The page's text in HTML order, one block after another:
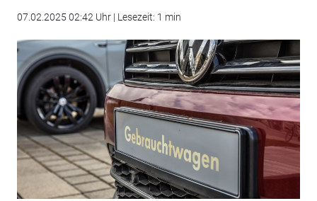
07.02.2025 02:42 Uhr | Lesezeit: 1 min